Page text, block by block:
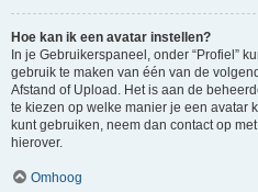
Hoe kan ik een avatar instellen?
In je Gebruikerspaneel, onder “Profiel”
gebruik te maken van één van de
Afstand of Upload. Het is aan de
te kiezen op welke manier je een avatar
kunt gebruiken, neem dan contact op
hierover.
Omhoog